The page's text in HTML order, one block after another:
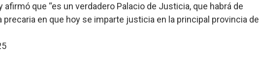
que “es un verdadero Palacio de Justicia, que habrá de
en que hoy se imparte justicia en la principal provincia del